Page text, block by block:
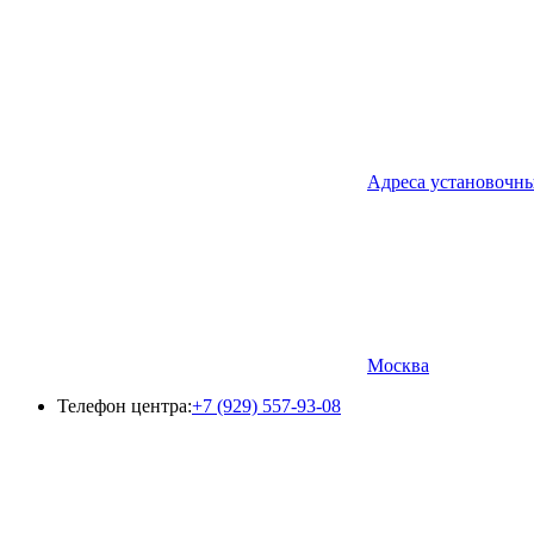
Адреса
Москва
Телефон центра:+7 (929) 557-93-08